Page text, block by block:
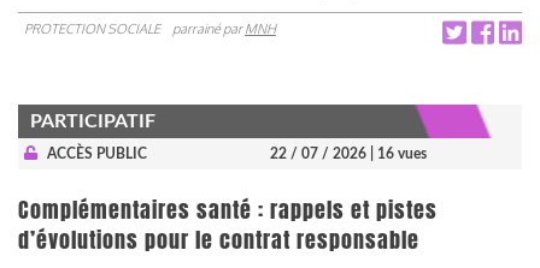
PROTECTION SOCIALE parrainé parMNH
PARTICIPATIF
ACCÈS PUBLIC 22 / 07 / 2026 | 16 vues
Complémentaires santé : rappels et pistes
d’évolutions pour le contrat responsable